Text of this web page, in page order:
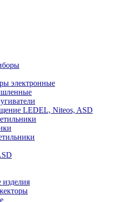
электронные
LEDEL, Niteos, ASD